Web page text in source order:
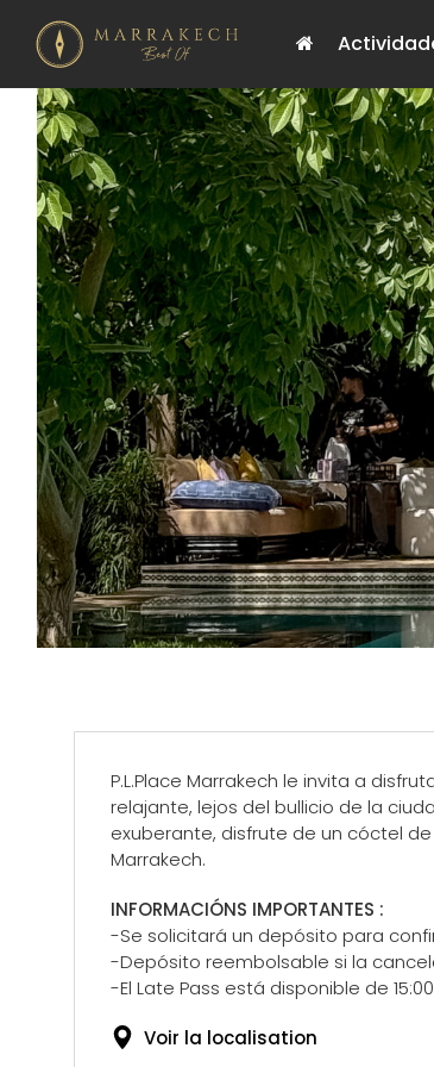
P.L.Place Marrakech le invita a
relajante, lejos del bullicio de la
exuberante, disfrute de un cóctel
Marrakech.
INFORMACIÓNS IMPORTANTES :
-Se solicitará un depósito para
-Depósito reembolsable si la
-El Late Pass está disponible de 15:00
Voir la localisation